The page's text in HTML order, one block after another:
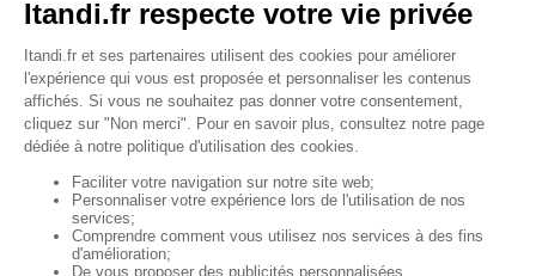
automatiquement de 100 %.
🚨Important : Les conditions de mise en jeu
de ces garanties sont détaillées dans le
contrat d'assurance.
↑ Sommaire